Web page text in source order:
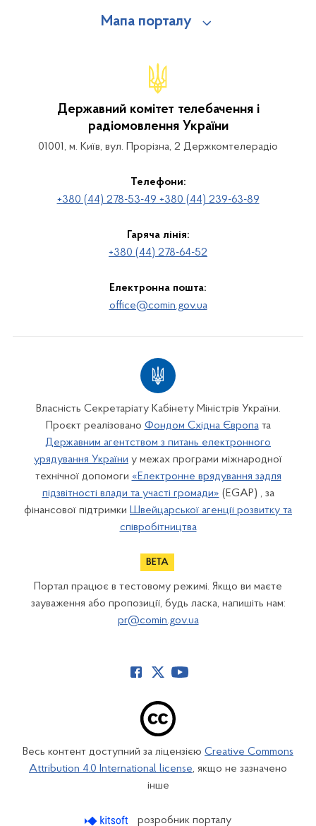
Мапа порталу
Державний комітет телебачення і
радіомовлення України
01001, м. Київ, вул. Прорізна, 2 Держкомтелерадіо
Телефони:
+380 (44) 278-53-49 +380 (44) 239-63-89
Гаряча лінія:
+380 (44) 278-64-52
Електронна пошта:
office@comin.gov.ua
Власність Секретаріату Кабінету Міністрів України.
Проєкт реалізовано Фондом Східна Європата
Державним агентством з питань електронного
урядування України у межах програми міжнародної
технічної допомоги «Електронне врядування задля
підзвітності влади та участі громади» (EGAP) , за
фінансової підтримки Швейцарської агенції розвитку та
співробітництва
Портал працює в тестовому режимі. Якщо ви маєте
зауваження або пропозиції, будь ласка, напишіть нам:
pr@comin.gov.ua
Весь контент доступний за ліцензією Creative Commons
Attribution 4.0 International license, якщо не зазначено
інше
розробник порталу